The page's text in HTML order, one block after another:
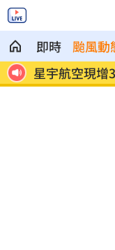
即時 颱風動
鄭麗文脫口：